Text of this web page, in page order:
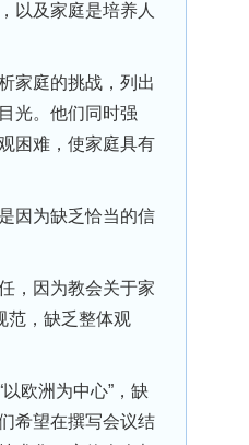
以及家庭是培养人
家庭的挑战，列出
光。他们同时强
困难，使家庭具有
因为缺乏恰当的信
，因为教会关于家
范，缺乏整体观
欧洲为中心”，缺
希望在撰写会议结